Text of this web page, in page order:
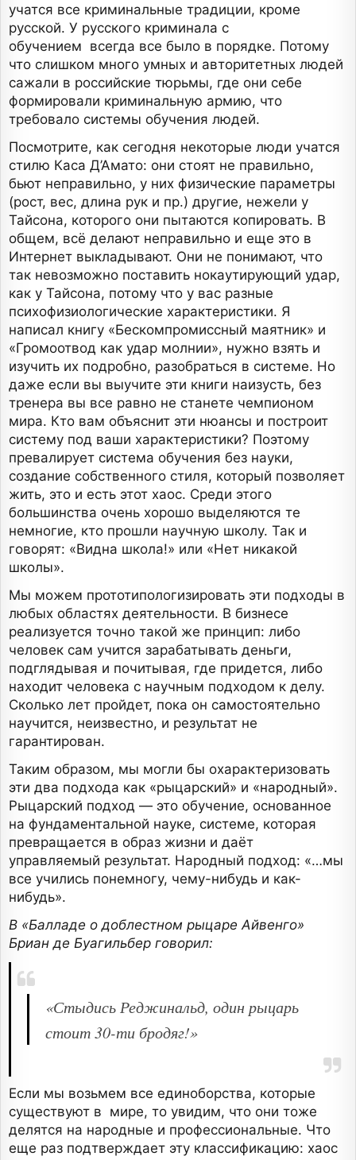
учатся все криминальные традиции, кроме
русской. У русского криминала с
обучением всегда все было в порядке. Потому
что слишком много умных и авторитетных людей
сажали в российские тюрьмы, где они себе
формировали криминальную армию, что
требовало системы обучения людей.
Посмотрите, как сегодня некоторые люди учатся
стилю Каса Д’Амато: они стоят не правильно,
бьют неправильно, у них физические параметры
(рост, вес, длина рук и пр.) другие, нежели у
Тайсона, которого они пытаются копировать. В
общем, всё делают неправильно и еще это в
Интернет выкладывают. Они не понимают, что
так невозможно поставить нокаутирующий удар,
как у Тайсона, потому что у вас разные
психофизиологические характеристики. Я
написал книгу «Бескомпромиссный маятник» и
«Громоотвод как удар молнии», нужно взять и
изучить их подробно, разобраться в системе. Но
даже если вы выучите эти книги наизусть, без
тренера вы все равно не станете чемпионом
мира. Кто вам объяснит эти нюансы и построит
систему под ваши характеристики? Поэтому
превалирует система обучения без науки,
создание собственного стиля, который позволяет
жить, это и есть этот хаос. Среди этого
большинства очень хорошо выделяются те
немногие, кто прошли научную школу. Так и
говорят: «Видна школа!» или «Нет никакой
школы».
Мы можем прототипологизировать эти подходы в
любых областях деятельности. В бизнесе
реализуется точно такой же принцип: либо
человек сам учится зарабатывать деньги,
подглядывая и почитывая, где придется, либо
находит человека с научным подходом к делу.
Сколько лет пройдет, пока он самостоятельно
научится, неизвестно, и результат не
гарантирован.
Таким образом, мы могли бы охарактеризовать
эти два подхода как «рыцарский» и «народный».
Рыцарский подход — это обучение, основанное
на фундаментальной науке, системе, которая
превращается в образ жизни и даёт
управляемый результат. Народный подход: «…мы
все учились понемногу, чему-нибудь и как-
нибудь».
В «Балладе о доблестном рыцаре Айвенго»
Бриан де Буагильбер говорил:
«Стыдись Реджинальд, один рыцарь
стоит 30-ти бродяг!»
Если мы возьмем все единоборства, которые
существуют в мире, то увидим, что они тоже
делятся на народные и профессиональные. Что
еще раз подтверждает эту классификацию: хаос